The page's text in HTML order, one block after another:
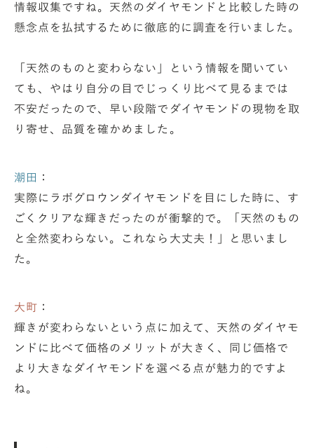
情報収集ですね。天然のダイヤモンドと比較した時の
懸念点を払拭するために徹底的に調査を行いました。
「天然のものと変わらない」という情報を聞いてい
ても、やはり自分の目でじっくり比べて見るまでは
不安だったので、早い段階でダイヤモンドの現物を取
り寄せ、品質を確かめました。
潮田
：
実際にラボグロウンダイヤモンドを目にした時に、す
ごくクリアな輝きだったのが衝撃的で。「天然のもの
と全然変わらない。これなら大丈夫！」と思いまし
た。
大町 ：
輝きが変わらないという点に加えて、天然のダイヤモ
ンドに比べて価格のメリットが大きく、同じ価格で
より大きなダイヤモンドを選べる点が魅力的ですよ
ね。